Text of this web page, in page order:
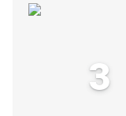
3